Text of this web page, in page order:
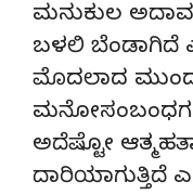
ಮನುಕುಲ
ಬಳಲಿ ಬೆಂಡಾಗಿದೆ
ಮೊದಲಾದ
ಅದೆಷ್ಟೋ
ದಾರಿಯಾಗುತ್ತಿದೆ